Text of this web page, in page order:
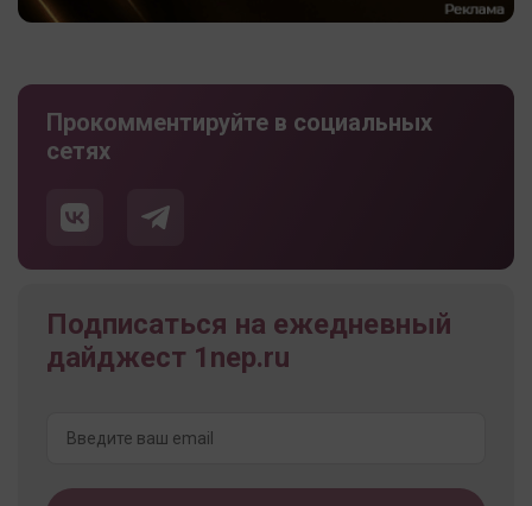
Прокомментируйте в социальных
сетях
Подписаться на ежедневный
дайджест 1nep.ru